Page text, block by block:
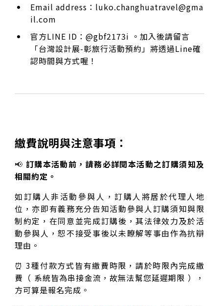
Email address： luko.changhuatravel@gma
il.com
官方LINE ID：@gbf2173i 。加入後請留言
「台灣設計展-彰旅行活動預約」將透過Line確
認時間與方式喔！
繳費說明與注意事項：
📢 訂購本活動前，請務必詳閱本活動之訂購須知及
相關約定。
如訂購人非活動參與人，訂購人將居於代理人地
位，亦即有義務充分告知活動參與人訂購須知與限
制約定，在同意並完成訂購後，其法律效力及於活
動參與人，恕不接受事後以未瞭解等事由作為抗辯
理由。
⏰ 3種付款方式皆有繳費時限，請於時限內完成繳
費（ 系統皆為串接金流，故無法幫您延遲期限 ），
方可算是報名完成。